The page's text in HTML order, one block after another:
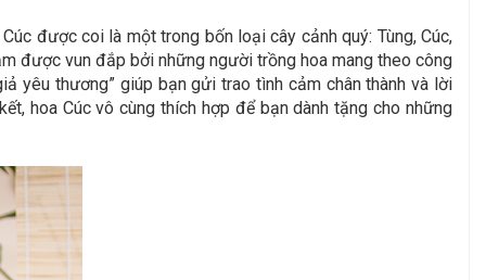
được coi là một trong bốn loại cây cảnh quý: Tùng, Cúc,
được vun đắp bởi những người trồng hoa mang theo công
yêu thương” giúp bạn gửi trao tình cảm chân thành và lời
hoa Cúc vô cùng thích hợp để bạn dành tặng cho những